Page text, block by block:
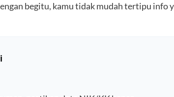
begitu, kamu tidak mudah tertipu info